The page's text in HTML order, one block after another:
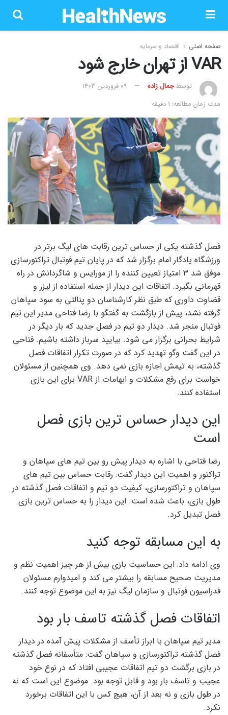
صفحه اصلی اقتصاد و سرمایه
VAR از تهران خارج شود
توسطجمال زاده
۰۹ فروردین ۱۴۰۳
مدت زمان مطالعه: 1 دقیقه
فصل گذشته یکی از حساس ترین رقابت های لیگ برتر در
ورزشگاه یادگار امام برگزار شد که در پایان تیم فوتبال تراکتورسازی
موفق شد ۳ امتیاز تعیین کننده را از مورایس و شاگردانش در راه
قهرمانی بگیرد. اتفاقات این دیدار از جمله استفاده از لیزر و
قضاوت داوری که طبق نظر کارشناسان دو پنالتی به سود سپاهان
گرفته نشد، پیش از بازگشت به گفتگو با رضا فتاحی مدیر این تیم
فوتبال منجر شد. دیدار دو تیم در فصل جدید که بار دیگر در
شرایط بحرانی برگزار می شود. بیایید سرباز داشته باشیم. فتاحی
در این گفت وگو تهدید کرد که در صورت تکرار اتفاقات فصل
گذشته، به تیمش اجازه بازی نمی دهد. وی همچنین از مسئولان
خواست برای رفع مشکلات و ابهامات از VAR برای این بازی
استفاده کنند.
این دیدار حساس ترین بازی فصل
است
رضا فتاحی با اشاره به دیدار پیش رو بین تیم های سپاهان و
تراکتور و اهمیت این دیدار گفت: رقابت حساس بین تیم های
سپاهان و تراکتورسازی، کیفیت دو تیم و اتفاقات فصل گذشته در
طول بازی، باعث شده است. این دیدار را به حساس ترین بازی
فصل تبدیل کرد.
به این مسابقه توجه کنید
وی ادامه داد: این حساسیت بازی بیش از هر چیز اهمیت نظم و
مدیریت صحیح مسابقه را بیشتر می کند و امیدوارم مسئولان
فدراسیون فوتبال و سازمان لیگ نیز به این موضوع توجه کنند.
اتفاقات فصل گذشته تاسف بار بود
مدیر تیم سپاهان با ابراز تأسف از مشکلات پیش آمده در دیدار
فصل گذشته تراکتورسازی و سپاهان گفت: متأسفانه فصل گذشته
در بازی برگشت دو تیم اتفاقات عجیبی افتاد که در نوع خود
عجیب و تاسف بار بود و قابل توجه بود. موضوع این است که نه
در طول بازی و نه بعد از آن، هیچ کس با این اتفاقات برخورد
نکرد.